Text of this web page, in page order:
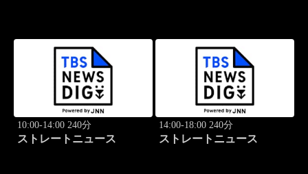
10:00-14:00 240分
ストレートニュース
14:00-18:00 240分
ストレートニュース